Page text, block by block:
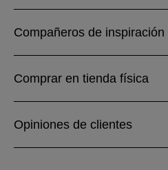
Compañeros de inspiración
Comprar en tienda física
Opiniones de clientes